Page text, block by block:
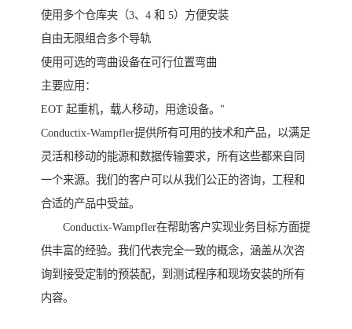
使用多个仓库夹（3、4 和 5）方便安装
自由无限组合多个导轨
使用可选的弯曲设备在可行位置弯曲
主要应用：
EOT 起重机，载人移动，用途设备。"
Conductix-Wampfler提供所有可用的技术和产品，以满足
灵活和移动的能源和数据传输要求，所有这些都来自同
一个来源。我们的客户可以从我们公正的咨询，工程和
合适的产品中受益。
Conductix-Wampfler在帮助客户实现业务目标方面提
供丰富的经验。我们代表完全一致的概念，涵盖从次咨
询到接受定制的预装配，到测试程序和现场安装的所有
内容。